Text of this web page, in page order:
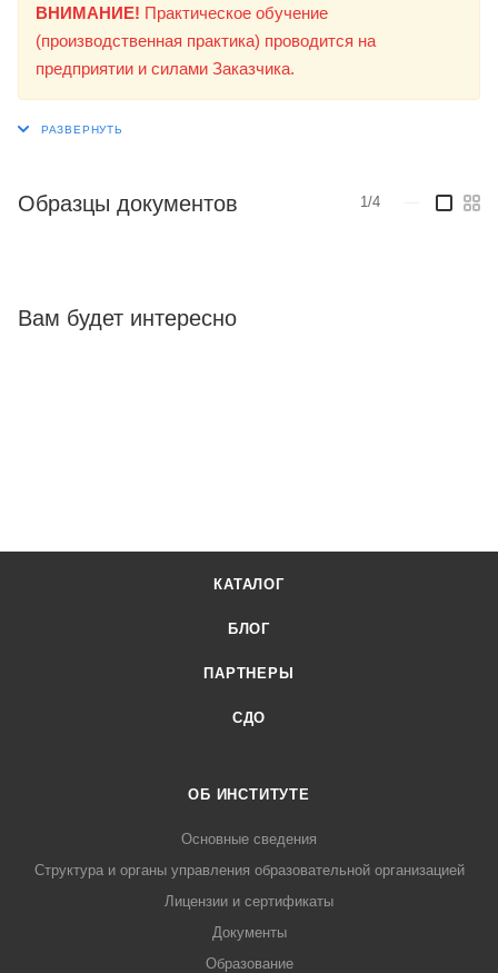
ВНИМАНИЕ! Практическое обучение
(производственная практика) проводится на
предприятии и силами Заказчика.
Образцы документов 1/4
Вам будет интересно
КАТАЛОГ
БЛОГ
ПАРТНЕРЫ
СДО
ОБ ИНСТИТУТЕ
Основные сведения
Структура и органы управления образовательной организацией
Лицензии и сертификаты
Документы
Образование